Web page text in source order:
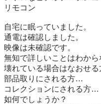
リモコン
自宅に眠っていました。
通電は確認しました。
映像は未確認です。
無知で詳しいことはわから
壊れている場合はなおせ
部品取りにされる方…
コレクションにされる方…
如何でしょうか？